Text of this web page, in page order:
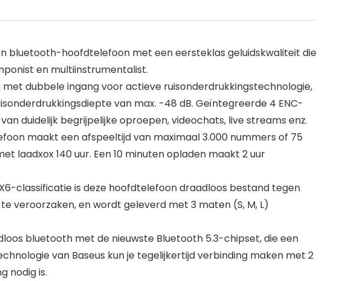
bluetooth-hoofdtelefoon met een eersteklas geluidskwaliteit die
en multiinstrumentalist.
dubbele ingang voor actieve ruisonderdrukkingstechnologie,
van max. -48 dB. Geïntegreerde 4 ENC-
duidelijk begrijpelijke oproepen, videochats, live streams enz.
maakt een afspeeltijd van maximaal 3.000 nummers of 75
laadxox 140 uur. Een 10 minuten opladen maakt 2 uur
classificatie is deze hoofdtelefoon draadloos bestand tegen
veroorzaken, en wordt geleverd met 3 maten (S, M, L)
bluetooth met de nieuwste Bluetooth 5.3-chipset, die een
van Baseus kun je tegelijkertijd verbinding maken met 2
nodig is.